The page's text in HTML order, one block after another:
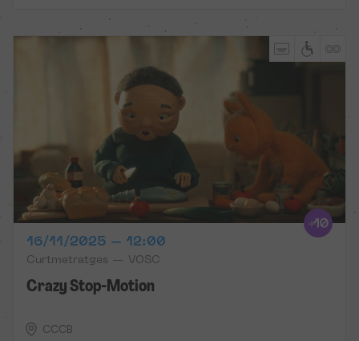
16/11/2025 – 12:00
Curtmetratges — VOSC
Crazy Stop-Motion
CCCB